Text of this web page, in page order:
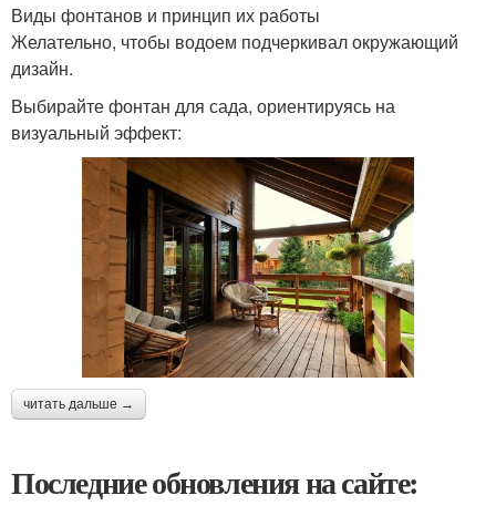
Виды фонтанов и принцип их работы
Желательно, чтобы водоем подчеркивал окружающий
дизайн.
Выбирайте фонтан для сада, ориентируясь на
визуальный эффект:
читать дальше →
Последние обновления на сайте: